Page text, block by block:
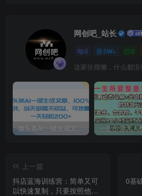
网创吧_站长
0 5W+ 0
这家伙很懒，什么都没
微头条AI一键生成文章，100%过原创，当天做隔天收益，可批量，一天轻松200+
上一篇
抖店蓝海训练营：简单又可
以快速复制，只要按照他的
0基